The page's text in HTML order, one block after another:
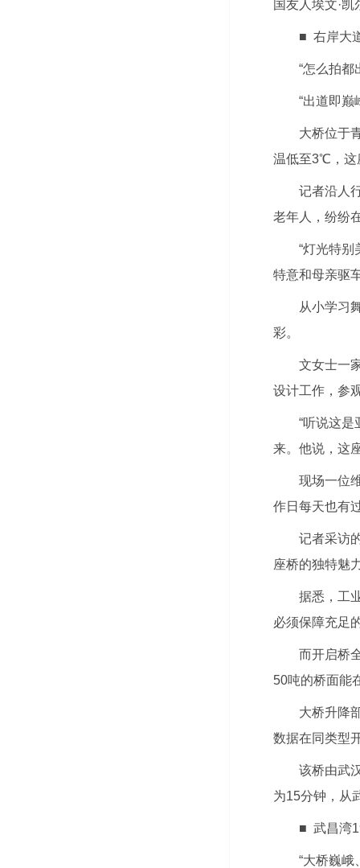
国友人埃文·
■ 右岸大
“怎么拍都
“出道即
大桥位于
温低至3℃，这
记者沿人
老年人，纷纷
“灯光特
特意和母亲驱
从小学习
彩。
文女士一
设计工作，参
“听说这
来。他说，这
现场一位
作日每天也有
记者采访
座桥的独特魅
据悉，工
必须保障充足
而开启桥
50吨的桥面能
大桥升降
数据在同类型
该桥由武
为15分钟，从
■ 武昌湾
“大桥巍峨